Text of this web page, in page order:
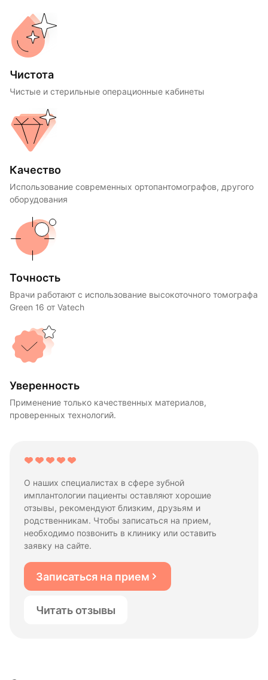
Чистота
Чистые и стерильные операционные кабинеты
Качество
Использование современных ортопантомографов, другого
оборудования
Точность
Врачи работают с использование высокоточного томографа
Green 16 от Vatech
Уверенность
Применение только качественных материалов,
проверенных технологий.
О наших специалистах в сфере зубной
имплантологии пациенты оставляют хорошие
отзывы, рекомендуют близким, друзьям и
родственникам. Чтобы записаться на прием,
необходимо позвонить в клинику или оставить
заявку на сайте.
Записаться на прием
Читать отзывы